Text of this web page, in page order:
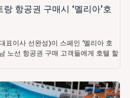
항공권 구매시 ‘멜리아’호
표이사 선완성)이 스페인 ‘멜리아 호
노선 항공권 구매 고객들에게 호텔 할